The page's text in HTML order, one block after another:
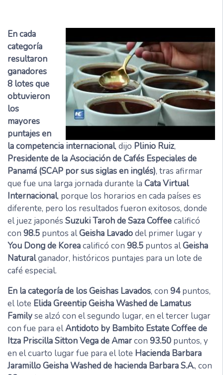
En cada
categoría
resultaron
ganadores
8 lotes que
obtuvieron
los
mayores
puntajes en
la competencia internacional, dijo Plinio Ruiz,
Presidente de la Asociación de Cafés Especiales de
Panamá (SCAP por sus siglas en inglés), tras afirmar
que fue una larga jornada durante la Cata Virtual
Internacional, porque los horarios en cada países es
diferente, pero los resultados fueron exitosos, donde
el juez japonés Suzuki Taroh de Saza Coffeecalificó
con 98.5 puntos alGeisha Lavadodel primer lugar y
You Dong de Koreacalificó con 98.5 puntos alGeisha
Naturalganador, históricos puntajes para un lote de
café especial.
En la categoría de los Geishas Lavados, con 94puntos,
el lote Elida Greentip Geisha Washed de Lamatus
Familyse alzó con el segundo lugar, en el tercer lugar
con fue para elAntidoto by Bambito Estate Coffee de
Itza Priscilla Sitton Vega de Amarcon 93.50 puntos, y
en el cuarto lugar fue para el lote Hacienda Barbara
Jaramillo Geisha Washed de hacienda Barbara S.A., con